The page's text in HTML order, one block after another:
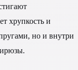
хрупкость и
но и внутри